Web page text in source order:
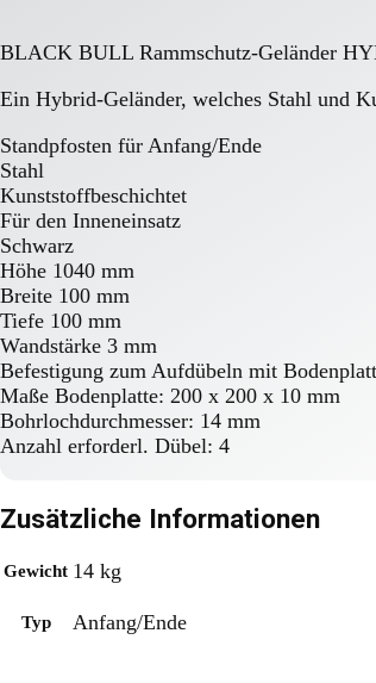
BLACK BULL Rammschutz-Geländer
Ein Hybrid-Geländer, welches Stahl und
Standpfosten für Anfang/Ende
Stahl
Kunststoffbeschichtet
Für den Inneneinsatz
Schwarz
Höhe 1040 mm
Breite 100 mm
Tiefe 100 mm
Wandstärke 3 mm
Befestigung zum Aufdübeln mit
Maße Bodenplatte: 200 x 200 x 10 mm
Bohrlochdurchmesser: 14 mm
Anzahl erforderl. Dübel: 4
Zusätzliche Informationen
Gewicht 14 kg
Typ Anfang/Ende